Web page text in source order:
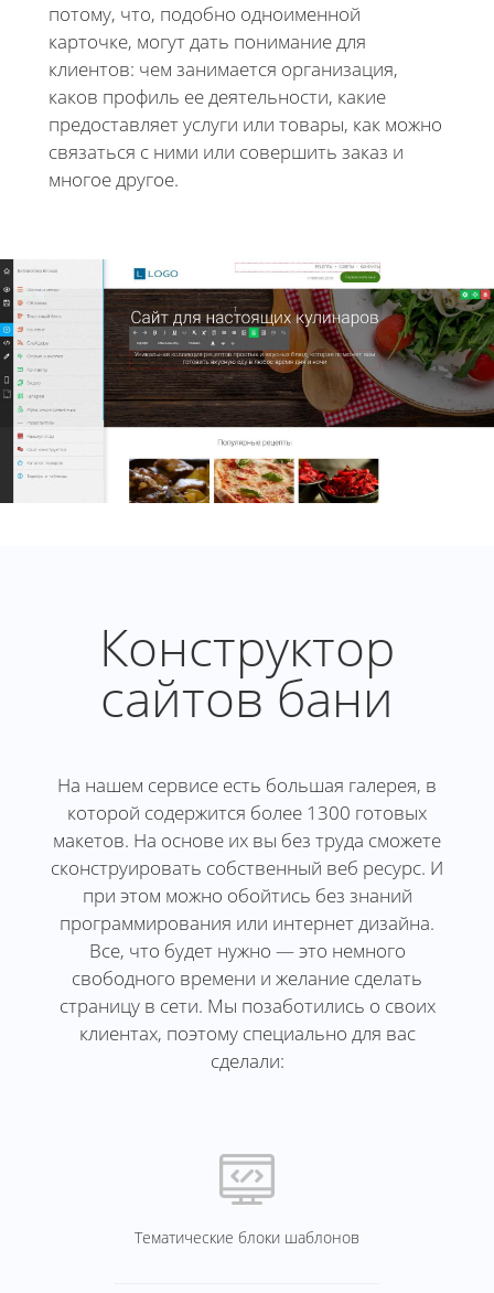
потому, что, подобно одноименной
карточке, могут дать понимание для
клиентов: чем занимается организация,
каков профиль ее деятельности, какие
предоставляет услуги или товары, как можно
связаться с ними или совершить заказ и
многое другое.
Конструктор
сайтов бани
На нашем сервисе есть большая галерея, в
которой содержится более 1300 готовых
макетов. На основе их вы без труда сможете
сконструировать собственный веб ресурс. И
при этом можно обойтись без знаний
программирования или интернет дизайна.
Все, что будет нужно — это немного
свободного времени и желание сделать
страницу в сети. Мы позаботились о своих
клиентах, поэтому специально для вас
сделали:
Тематические блоки шаблонов